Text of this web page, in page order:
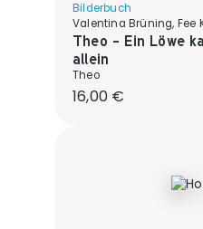
Bilderbuch
Valentina Brüning, Fee
Theo - Ein Löwe
allein
Theo
Regulärer Preis:
16,00 €